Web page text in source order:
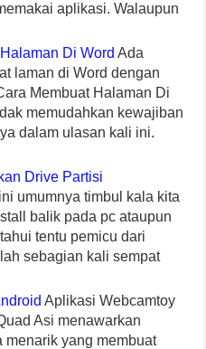
aplikasi. Walaupun
Di Word Ada
laman di Word dengan
Membuat Halaman Di
memudahkan kewajiban
dalam ulasan kali ini.
Drive Partisi
umumnya timbul kala kita
balik pada pc ataupun
tentu pemicu dari
sebagian kali sempat
Aplikasi Webcamtoy
Asi menawarkan
menarik yang membuat